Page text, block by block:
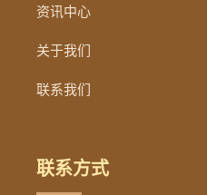
资讯中心
关于我们
联系我们
联系方式